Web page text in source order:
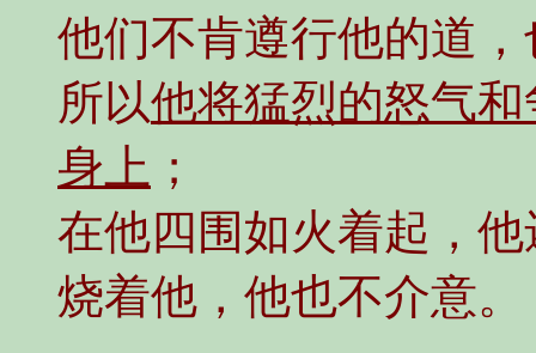
他们不肯遵行他的道
所以他将猛烈的怒气
身上 ；
在他四围如火着起，
烧着他，他也不介意。